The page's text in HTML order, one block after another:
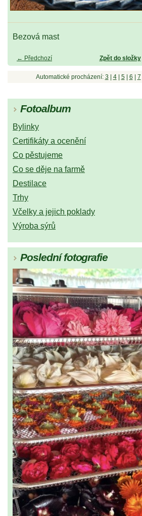
Bezová mast
← Předchozí Zpět do složky
Automatické procházení: 3 4| 5| 6 7
Fotoalbum
Bylinky
Certifikáty a ocenění
Co pěstujeme
Co se děje na farmě
Destilace
Trhy
Včelky a jejich poklady
Výroba sýrů
Poslední fotografie